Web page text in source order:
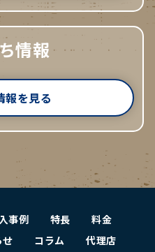
情報
報を見る
事例 特長
料金
せ コラム
代理店